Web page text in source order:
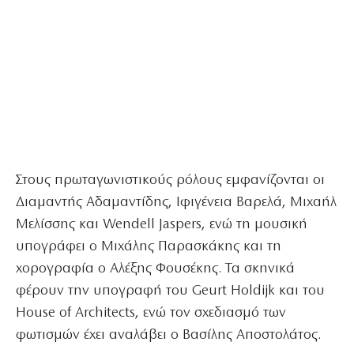
Στους πρωταγωνιστικούς ρόλους εμφανίζονται οι
Διαμαντής Αδαμαντίδης, Ιφιγένεια Βαρελά, Μιχαήλ
Μελίσσης και Wendell Jaspers, ενώ τη μουσική
υπογράφει ο Μιχάλης Παρασκάκης και τη
χορογραφία ο Αλέξης Φουσέκης. Τα σκηνικά
φέρουν την υπογραφή του Geurt Holdijk και του
House of Architects, ενώ τον σχεδιασμό των
φωτισμών έχει αναλάβει ο Βασίλης Αποστολάτος.